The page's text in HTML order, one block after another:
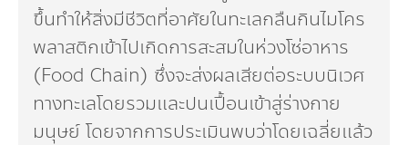
ขึ้นทำให้สิ่งมีชีวิตที่อาศัยในทะเลกลืนกินไมโคร
พลาสติกเข้าไปเกิดการสะสมในห่วงโซ่อาหาร
(Food Chain) ซึ่งจะส่งผลเสียต่อระบบนิเวศ
ทางทะเลโดยรวมและปนเปื้อนเข้าสู่ร่างกาย
มนุษย์ โดยจากการประเมินพบว่าโดยเฉลี่ยแล้ว